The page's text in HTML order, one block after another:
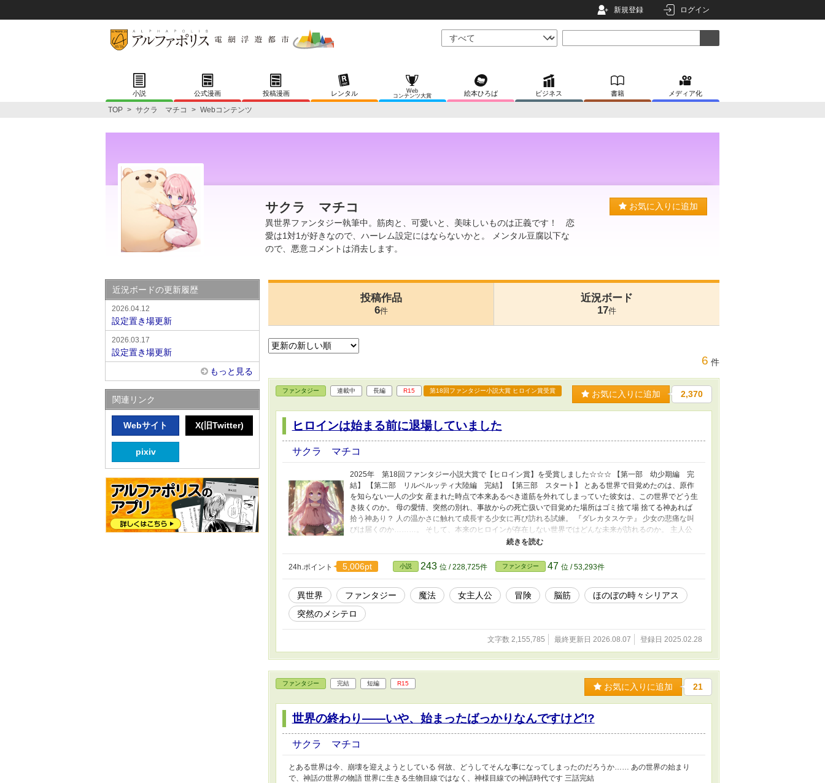
新規登録 ログイン
小説 公式漫画 投稿漫画 レンタル
Web
コンテンツ大賞
絵本ひろば ビジネス 書籍 メディア化
TOP > サクラ マチコ > Webコンテンツ
サクラ マチコ
異世界ファンタジー執筆中。筋肉と、可愛いと、美味しいものは正義です！ 恋
愛は1対1が好きなので、ハーレム設定にはならないかと。 メンタル豆腐以下な
ので、悪意コメントは消去します。
お気に入りに追加
投稿作品
6件
近況ボード
17件
6 件
ファンタジー 連載中 長編 R15 第18回ファンタジー小説大賞 ヒロイン賞受賞 お気に入りに追加 2,370
ヒロインは始まる前に退場していました
サクラ マチコ
2025年 第18回ファンタジー小説大賞で【ヒロイン賞】を受賞しました☆☆☆ 【第一部 幼少期編 完
結】 【第二部 リルベルッティ大陸編 完結】 【第三部 スタート】 とある世界で目覚めたのは、原作
を知らない一人の少女 産まれた時点で本来あるべき道筋を外れてしまっていた彼女は、この世界でどう生
き抜くのか。 母の愛情、突然の別れ、事故からの死亡扱いで目覚めた場所はゴミ捨て場 捨てる神あれば
拾う神あり？ 人の温かさに触れて成長する少女に再び訪れる試練。 『ダレカタスケテ』 少女の悲痛な叫
びは届くのか………。 そして、本来のヒロインが存在しない世界ではどんな未来が訪れるのか。 主人公
が７歳になる頃までは平和、ホノボノが続きます。 ※閑話は ダークモードが多いですので 苦手な方は読
み飛ばして頂いても 主人公の物語には 然程影響がありません。 主人公と両親に関わる周囲の話となりま
すので 後でまとめ読みでもOK。 ホノボノモードとのギャップが激しめですので お気を付けくださいませ
('◇')ゞ ※注※ 主人公が『原作』を知らないため『本編（原作）』描写はほとんど出ません。 関係者によ
ィオの天真爛漫キャラに 本編のダーク要素は少な目。 同作品を『小説を読もう』『カクヨム』でも配信
中。カクヨム先行となっております。 作者 非常に豆腐マインドですので、悪意あるコメントは削除しま
すので悪しからず。 ※登場人物、地図情報など、設定集を別途投稿いたしました。 ※主人公の母アイリ
スなどのショートストーリーを別途投稿いたしました。
24h.ポイント 5,006pt 小説 243 位 / 228,725件 ファンタジー 47 位 / 53,293件
異世界 ファンタジー 魔法 女主人公 冒険 脳筋
ほのぼの時々シリアス
突然のメシテロ
文字数 2,155,785 最終更新日 2026.08.07 登録日 2025.02.28
ファンタジー 完結 短編 R15 お気に入りに追加 21
世界の終わり――いや、始まったばっかりなんですけど!?
サクラ マチコ
とある世界は今、崩壊を迎えようとしている 何故、どうしてそんな事になってしまったのだろうか…… あの世界の始まり
で、神話の世界の物語 世界に生きる生物目線ではなく、神様目線での神話時代です 三話完結
近況ボードの更新履歴
2026.04.12
設定置き場更新
2026.03.17
設定置き場更新
もっと見る
関連リンク
Webサイト X(旧Twitter)
pixiv